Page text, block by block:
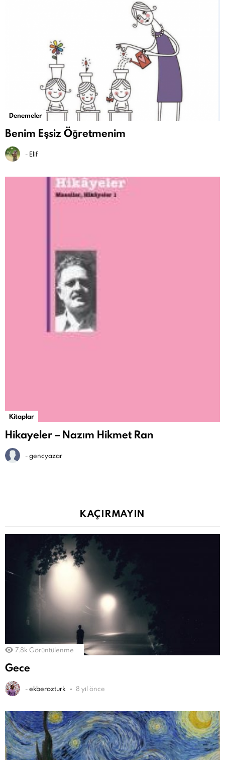
Denemeler
Benim Eşsiz Öğretmenim
- Elif
Kitaplar
Hikayeler – Nazım Hikmet Ran
-gencyazar
KAÇIRMAYIN
7.8k Görüntülenme
Gece
-ekberozturk 8 yıl önce